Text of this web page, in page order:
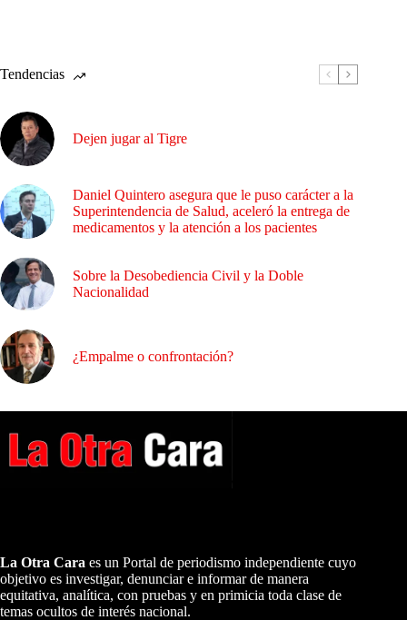
Tendencias
Dejen jugar al Tigre
Daniel Quintero asegura que le puso carácter a la
Superintendencia de Salud, aceleró la entrega de
medicamentos y la atención a los pacientes
Sobre la Desobediencia Civil y la Doble
Nacionalidad
¿Empalme o confrontación?
La Otra Cara es un Portal de periodismo independiente cuyo
objetivo es investigar, denunciar e informar de manera
equitativa, analítica, con pruebas y en primicia toda clase de
temas ocultos de interés nacional.